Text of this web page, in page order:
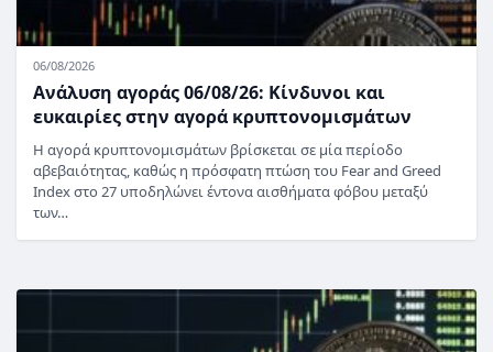
06/08/2026
Ανάλυση αγοράς 06/08/26: Κίνδυνοι και
ευκαιρίες στην αγορά κρυπτονομισμάτων
Η αγορά κρυπτονομισμάτων βρίσκεται σε μία περίοδο
αβεβαιότητας, καθώς η πρόσφατη πτώση του Fear and Greed
Index στο 27 υποδηλώνει έντονα αισθήματα φόβου μεταξύ
των…